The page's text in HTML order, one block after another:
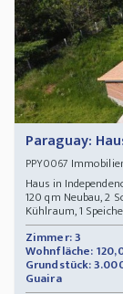
Paraguay:
PPY0067
Haus in
120 qm Neubau, 2
Kühlraum, 1
Zimmer: 3
Wohnfläche:
Grundstück:
Guaira